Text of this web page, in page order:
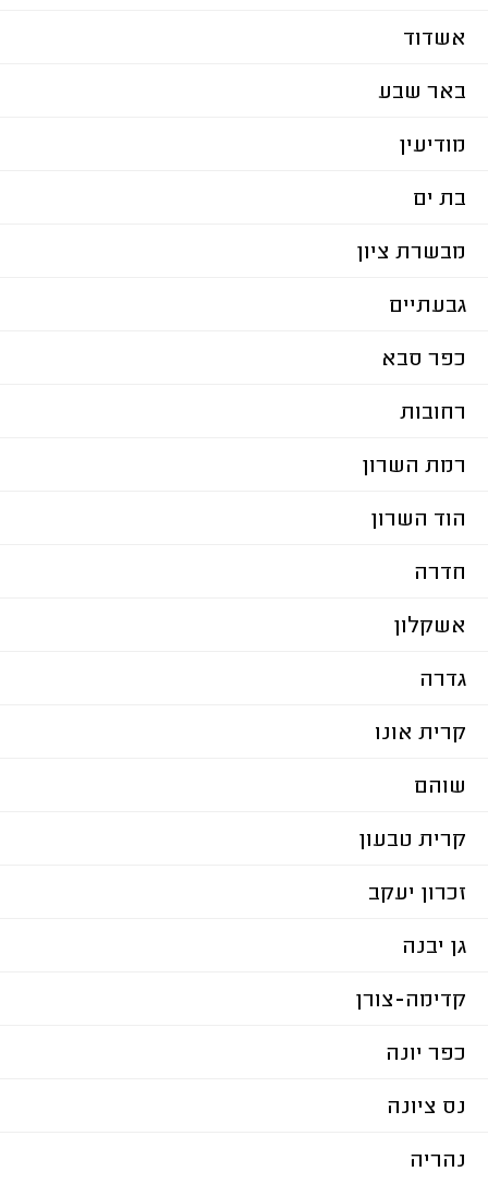
אשדוד
באר שבע
מודיעין
בת ים
מבשרת ציון
גבעתיים
כפר סבא
רחובות
רמת השרון
הוד השרון
חדרה
אשקלון
גדרה
קרית אונו
שוהם
קרית טבעון
זכרון יעקב
גן יבנה
קדימה-צורן
כפר יונה
נס ציונה
נהריה